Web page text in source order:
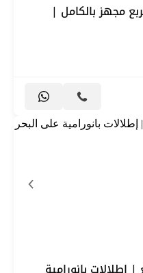
113 متر مربع مجهز بالكامل |